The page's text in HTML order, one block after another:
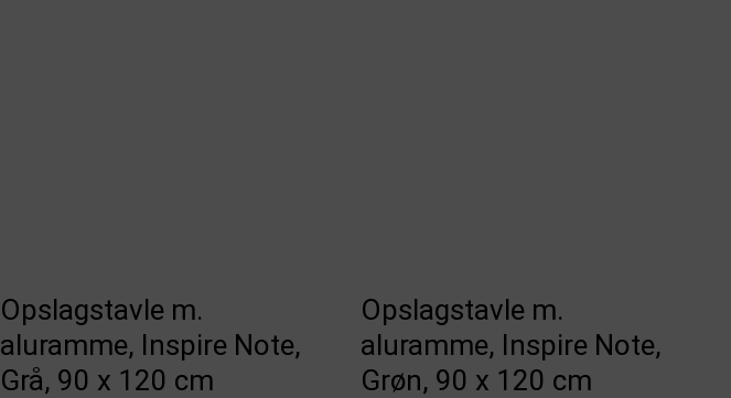
Opslagstavle m.
aluramme, Inspire Note,
Grå, 90 x 120 cm
Opslagstavle m.
aluramme, Inspire Note,
Grøn, 90 x 120 cm